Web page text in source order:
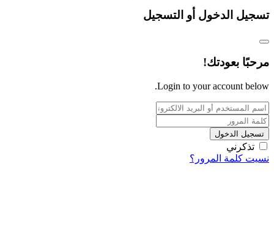
تسجيل الدخول أو التسجيل
مرحبًا بعودتك!
Login to your account below.
تسجيل الدخول
تذكرني
نسيت كلمة المرور؟